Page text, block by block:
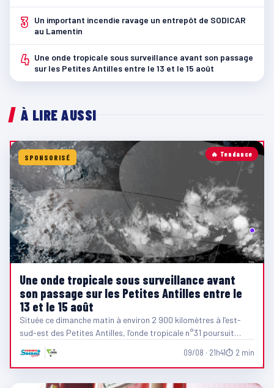
3
Un important incendie ravage un entrepôt de SODICAR
au Lamentin
4 Une onde tropicale sous surveillance avant son passage
sur les Petites Antilles entre le 13 et le 15 août
À LIRE AUSSI
🔥 Tendance
SPONSORISÉ
Une onde tropicale sous surveillance avant
son passage sur les Petites Antilles entre le
13 et le 15 août
Située ce dimanche matin à environ 2 900 kilomètres à l’est-
sud-est des Petites Antilles, l’onde tropicale n°31 poursuit…
09/08 · 21h41⏱ 2 min